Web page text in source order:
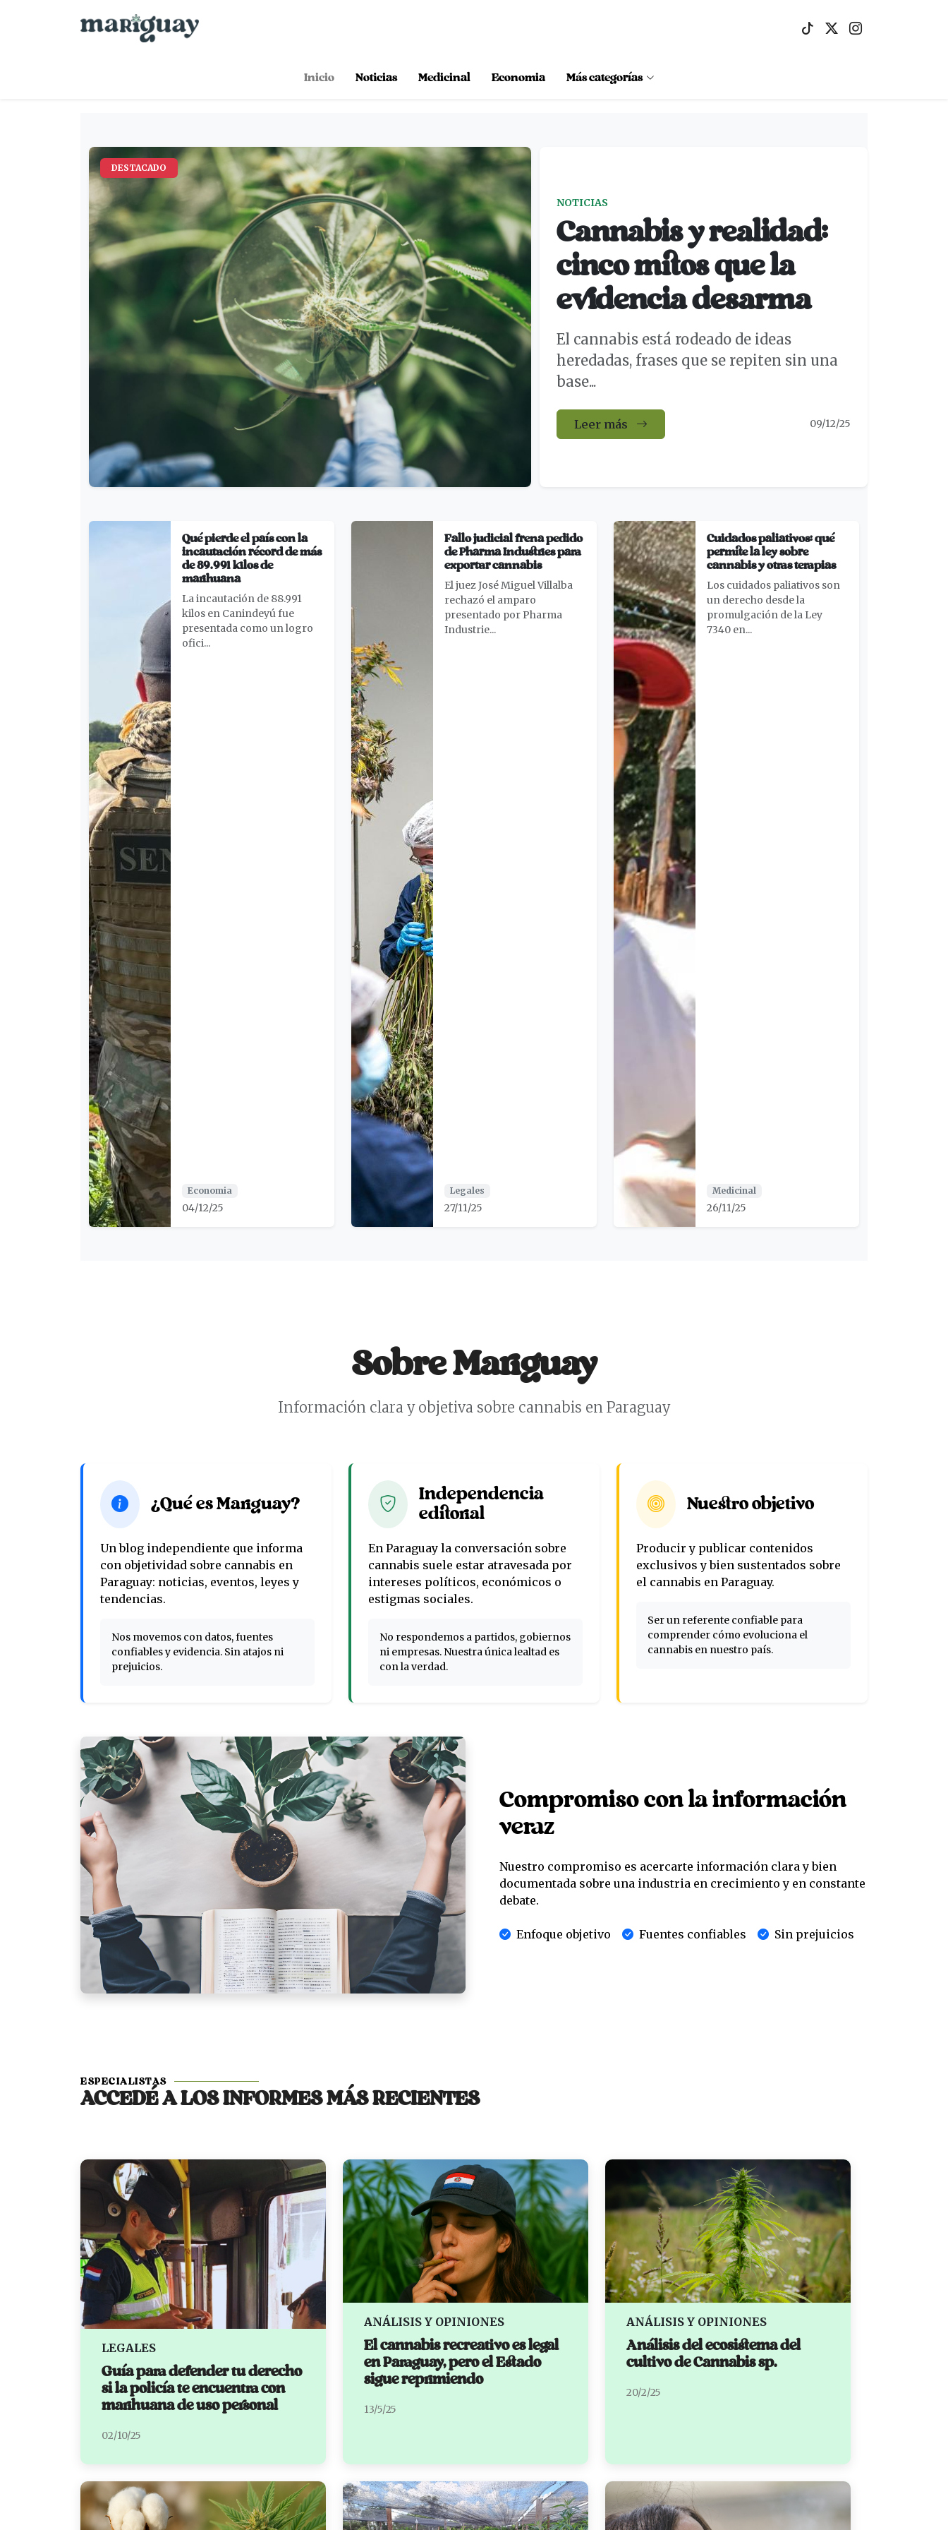
Inicio Noticias Medicinal Economia Más categorías
DESTACADO
NOTICIAS
Cannabis y realidad:
cinco mitos que la
evidencia desarma
El cannabis está rodeado de ideas
heredadas, frases que se repiten sin una
base...
Leer más 09/12/25
Qué pierde el país con la
incautación récord de más
de 89.991 kilos de
marihuana
La incautación de 88.991
kilos en Canindeyú fue
presentada como un logro
ofici...
Economia
04/12/25
Fallo judicial frena pedido
de Pharma Industries para
exportar cannabis
El juez José Miguel Villalba
rechazó el amparo
presentado por Pharma
Industrie...
Legales
27/11/25
Cuidados paliativos: qué
permite la ley sobre
cannabis y otras terapias
Los cuidados paliativos son
un derecho desde la
promulgación de la Ley
7340 en...
Medicinal
26/11/25
Sobre Mariguay
Información clara y objetiva sobre cannabis en Paraguay
¿Qué es Mariguay?
Un blog independiente que informa
con objetividad sobre cannabis en
Paraguay: noticias, eventos, leyes y
tendencias.
Nos movemos con datos, fuentes
confiables y evidencia. Sin atajos ni
prejuicios.
Independencia
editorial
En Paraguay la conversación sobre
cannabis suele estar atravesada por
intereses políticos, económicos o
estigmas sociales.
No respondemos a partidos, gobiernos
ni empresas. Nuestra única lealtad es
con la verdad.
Nuestro objetivo
Producir y publicar contenidos
exclusivos y bien sustentados sobre
el cannabis en Paraguay.
Ser un referente confiable para
comprender cómo evoluciona el
cannabis en nuestro país.
Compromiso con la información
veraz
Nuestro compromiso es acercarte información clara y bien
documentada sobre una industria en crecimiento y en constante
debate.
Enfoque objetivo Fuentes confiables Sin prejuicios
ESPECIALISTAS
ACCEDÉ A LOS INFORMES MÁS RECIENTES
LEGALES
Guía para defender tu derecho
si la policía te encuentra con
marihuana de uso personal
02/10/25
ANÁLISIS Y OPINIONES
El cannabis recreativo es legal
en Paraguay, pero el Estado
sigue reprimiendo
13/5/25
ANÁLISIS Y OPINIONES
Análisis del ecosistema del
cultivo de Cannabis sp.
20/2/25